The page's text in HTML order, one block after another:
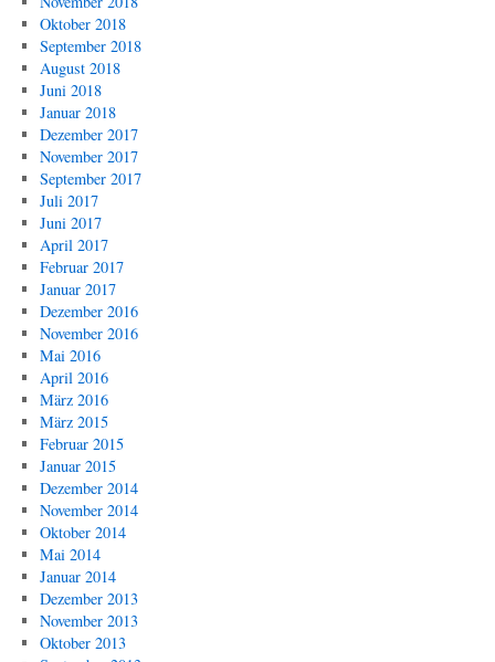
Oktober 2018
September 2018
August 2018
Juni 2018
Januar 2018
Dezember 2017
November 2017
September 2017
Juli 2017
Juni 2017
April 2017
Februar 2017
Januar 2017
Dezember 2016
November 2016
Mai 2016
April 2016
März 2016
März 2015
Februar 2015
Januar 2015
Dezember 2014
November 2014
Oktober 2014
Mai 2014
Januar 2014
Dezember 2013
November 2013
Oktober 2013